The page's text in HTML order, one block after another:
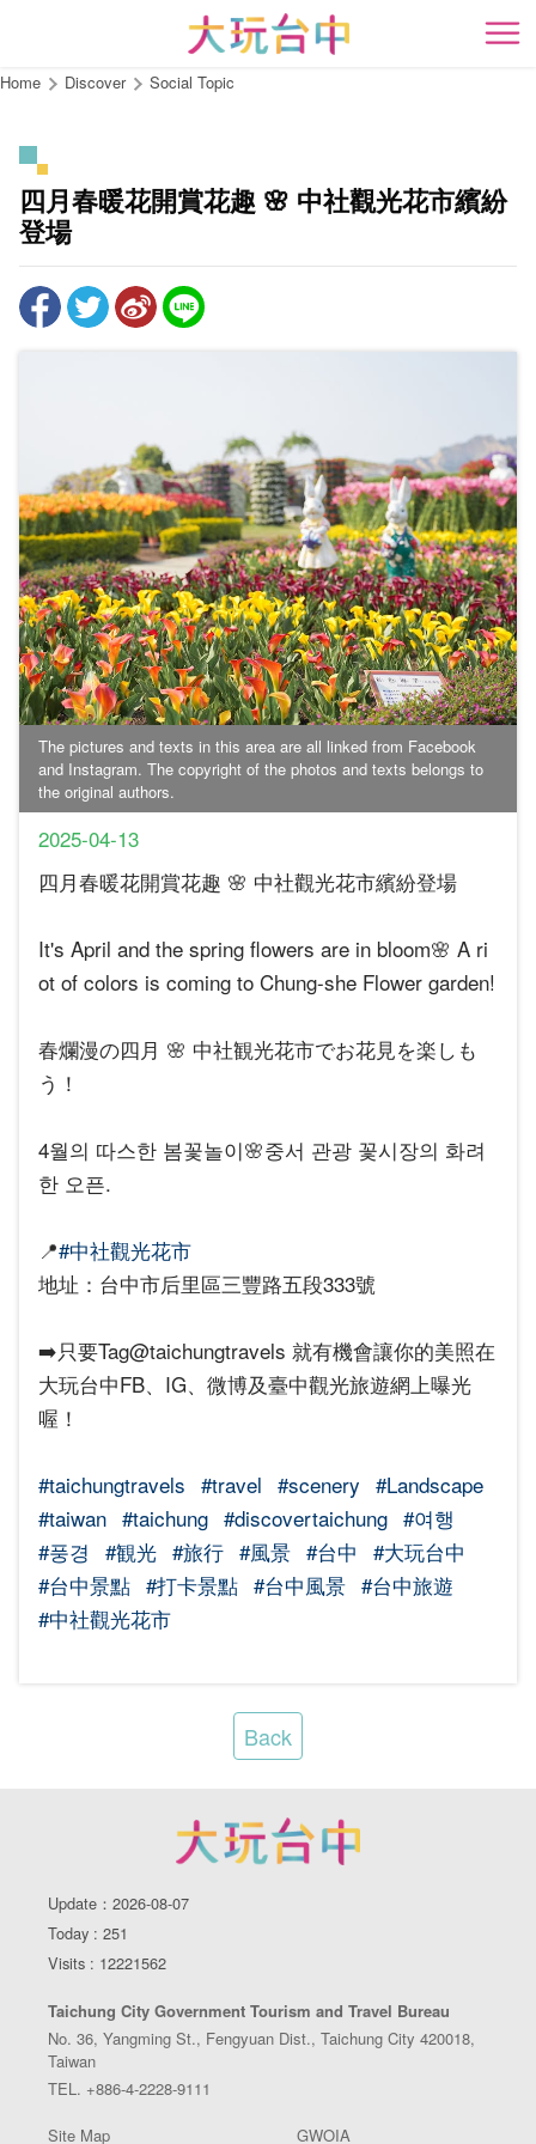
the
content
開
Home Discover Social Topic
四月春暖花開賞花趣 🌸 中社觀光花市繽紛
登場
The pictures and texts in this area are all linked from Facebook
and Instagram. The copyright of the photos and texts belongs to
the original authors.
2025-04-13
四月春暖花開賞花趣 🌸 中社觀光花市繽紛登場
It's April and the spring flowers are in bloom🌸 A ri
ot of colors is coming to Chung-she Flower garden!
春爛漫の四月 🌸 中社観光花市でお花見を楽しも
う！
4월의 따스한 봄꽃놀이🌸중서 관광 꽃시장의 화려
한 오픈.
📍#中社觀光花市
地址：台中市后里區三豐路五段333號
➡️只要Tag@taichungtravels 就有機會讓你的美照在
大玩台中FB、IG、微博及臺中觀光旅遊網上曝光
喔！
#taichungtravels #travel #scenery #Landscape
#taiwan #taichung #discovertaichung #여행
#풍경 #観光 #旅行 #風景 #台中 #大玩台中
#台中景點 #打卡景點 #台中風景 #台中旅遊‌‌‌
#中社觀光花市
Back
Update：2026-08-07
Today : 251
Visits : 12221562
Taichung City Government Tourism and Travel Bureau
No. 36, Yangming St., Fengyuan Dist., Taichung City 420018,
Taiwan
TEL. +886-4-2228-9111
Site Map GWOIA